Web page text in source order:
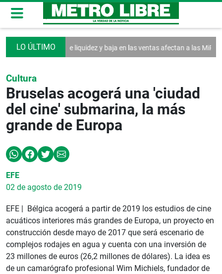
Falta de liquidez y baja en las ventas afectan a las MiPymes
Cultura
Bruselas acogerá una 'ciudad
del cine' submarina, la más
grande de Europa
EFE
02 de agosto de 2019
EFE | Bélgica acogerá a partir de 2019 los estudios de cine
acuáticos interiores más grandes de Europa, un proyecto en
construcción desde mayo de 2017 que será escenario de
complejos rodajes en agua y cuenta con una inversión de
23 millones de euros (26,2 millones de dólares). La idea es
de un camarógrafo profesional Wim Michiels, fundador de